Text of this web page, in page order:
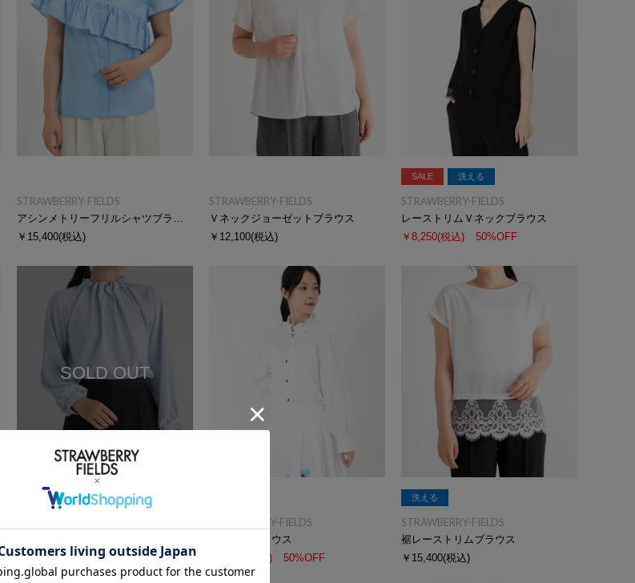
STRAWBERRY-FIELDS
アシンメトリーフリルシャツブラウス
￥15,400(税込)
STRAWBERRY-FIELDS
Ｖネックジョーゼットブラウス
￥12,100(税込)
SALE 洗える
STRAWBERRY-FIELDS
レーストリムＶネックブラウス
￥8,250(税込) 50%OFF
SOLD OUT
再入荷受付
SALE
￥7,700(税込) 50%OFF
STRAWBERRY-FIELDS
シャツ／ブラウス
(税込) 50%OFF
洗える
STRAWBERRY-FIELDS
裾レーストリムブラウス
￥15,400(税込)